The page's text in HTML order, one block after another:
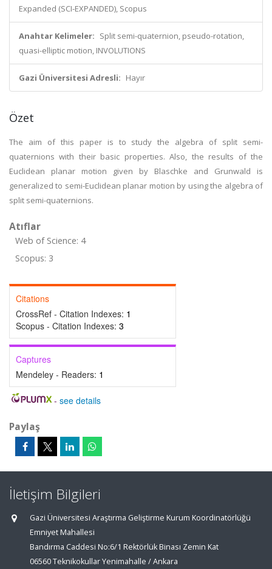
Expanded (SCI-EXPANDED), Scopus
Anahtar Kelimeler: Split semi-quaternion, pseudo-rotation,
quasi-elliptic motion, INVOLUTIONS
Gazi Üniversitesi Adresli: Hayır
Özet
The aim of this paper is to study the algebra of split semi-
quaternions with their basic properties. Also, the results of the
Euclidean planar motion given by Blaschke and Grunwald is
generalized to semi-Euclidean planar motion by using the algebra of
split semi-quaternions.
Atıflar
Web of Science: 4
Scopus: 3
Citations
CrossRef - Citation Indexes: 1
Scopus - Citation Indexes: 3
Captures
Mendeley - Readers: 1
- see details
Paylaş
İletişim Bilgileri
Gazi Üniversitesi Araştırma Geliştirme Kurum Koordinatörlüğü
Emniyet Mahallesi
Bandırma Caddesi No:6/1 Rektörlük Binası Zemin Kat
06560 Teknikokullar Yenimahalle / Ankara